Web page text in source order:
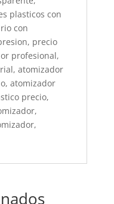
plasticos con
con
precio
profesional,
atomizador
atomizador
precio,